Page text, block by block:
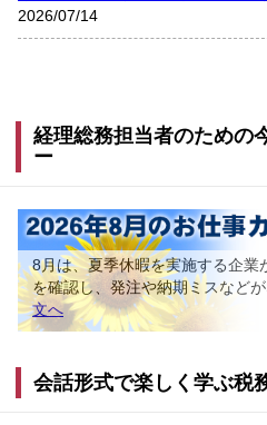
2026/07/14
経理総務担当者のための
ー
8月は、夏季休暇を実施する企業
を確認し、発注や納期ミスなど
文へ
会話形式で楽しく学ぶ税